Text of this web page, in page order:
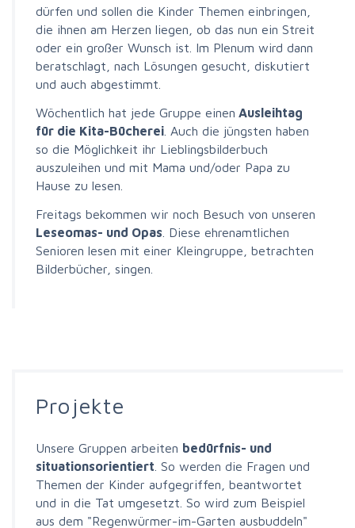
dürfen und sollen die Kinder Themen einbringen,
die ihnen am Herzen liegen, ob das nun ein Streit
oder ein großer Wunsch ist. Im Plenum wird dann
beratschlagt, nach Lösungen gesucht, diskutiert
und auch abgestimmt.
Wöchentlich hat jede Gruppe einen Ausleihtag
für die Kita-Bücherei. Auch die jüngsten haben
so die Möglichkeit ihr Lieblingsbilderbuch
auszuleihen und mit Mama und/oder Papa zu
Hause zu lesen.
Freitags bekommen wir noch Besuch von unseren
Leseomas- und Opas . Diese ehrenamtlichen
Senioren lesen mit einer Kleingruppe, betrachten
Bilderbücher, singen.
Projekte
Unsere Gruppen arbeiten bedürfnis- und
situationsorientiert . So werden die Fragen und
Themen der Kinder aufgegriffen, beantwortet
und in die Tat umgesetzt. So wird zum Beispiel
aus dem "Regenwürmer-im-Garten ausbuddeln"